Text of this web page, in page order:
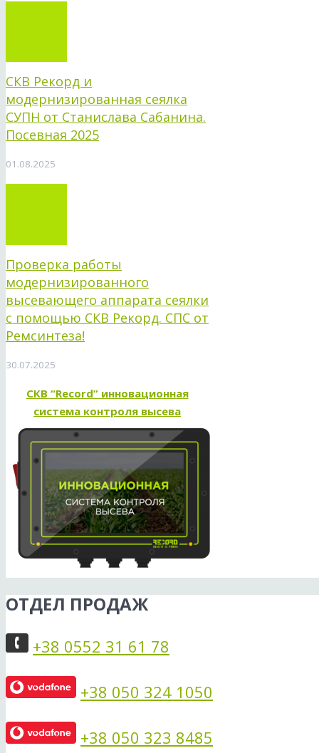
СКВ Рекорд и
модернизированная сеялка
СУПН от Станислава Сабанина.
Посевная 2025
01.08.2025
Проверка работы
модернизированного
высевающего аппарата сеялки
с помощью СКВ Рекорд. СПС от
Ремсинтеза!
30.07.2025
СКВ “Record” инновационная
система контроля высева
ОТДЕЛ ПРОДАЖ
+38 0552 31 61 78
+38 050 324 1050
+38 050 323 8485